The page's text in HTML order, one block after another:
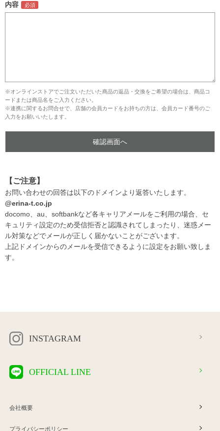
内容
※オンラインストアでご注文いただいた商品の返品・交換をご希望の場合は、商品コ
ードまたは商品名をご入力ください。
※連携に関するお問合せで、店舗の会員カードをお持ちの方は、会員カード番号のご
入力をお願いいたします。
【ご注意】
お問い合わせの回答は以下のドメインより返答いたします。
@erina-t.co.jp
docomo、au、softbankなど各キャリアメールをご利用の場合、セ
キュリティ設定のため受信拒否と認識されてしまったり、迷惑メー
ル対策などでメールが正しく届かないことがございます。
上記ドメインからのメールを受信できるように設定をお願い致しま
す。
INSTAGRAM
OFFICIAL LINE
会社概要
プライバシーポリシー